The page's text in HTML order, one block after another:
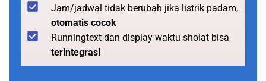
Jam/jadwal tidak berubah jika listrik padam,
otomatis cocok
Runningtext dan display waktu sholat bisa
terintegrasi